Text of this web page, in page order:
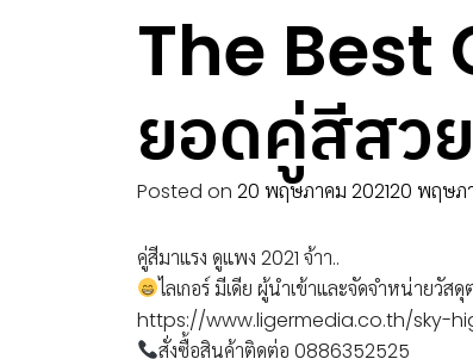
The
ยอดคู่สีสว
Posted on 20 พฤษภาคม 202120 พฤษภ
คู่สีมาแรง ดูแพง 2021 จ้าา..
ไลเกอร์ มีเดีย ผู้นำเข้าและจัดจำหน่ายวั
https://www.ligermedia.co.th/sky-
สั่งซื้อสินค้าติดต่อ 0886352525